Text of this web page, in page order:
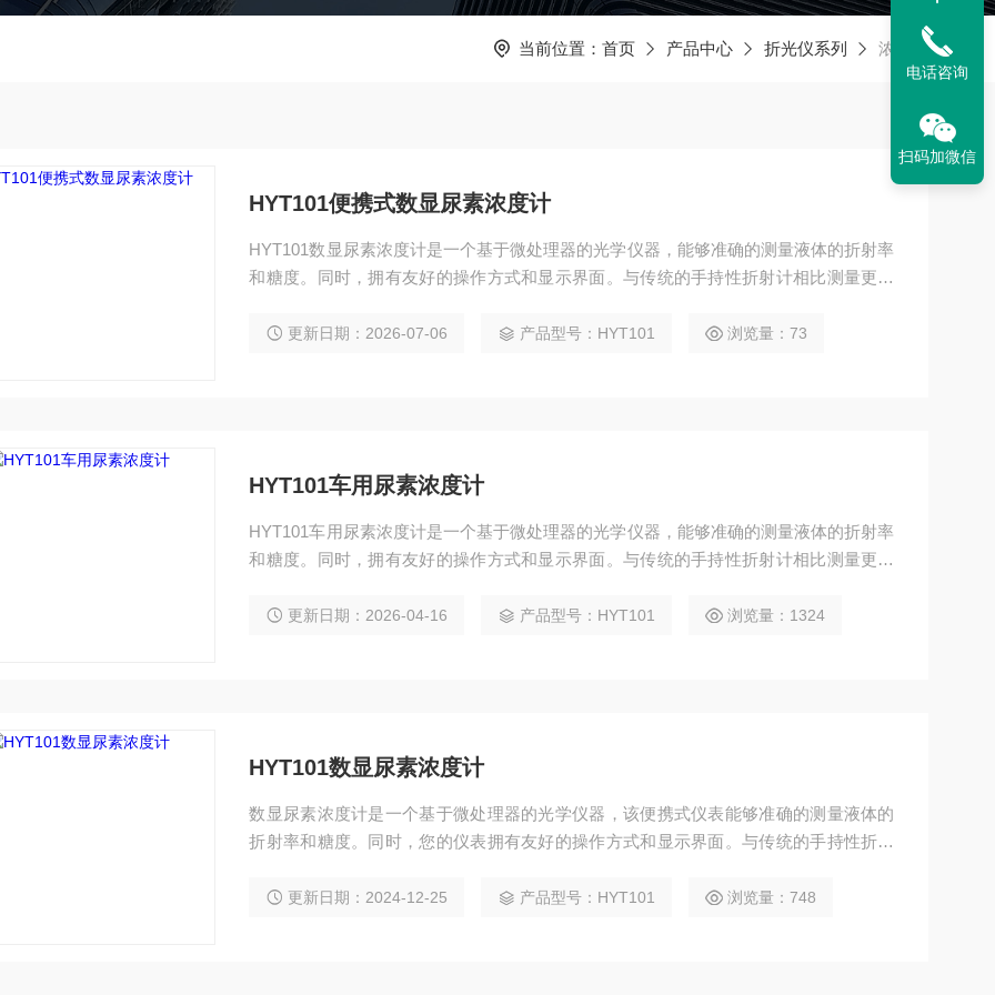
当前位置： 首页 产品中心 折光仪系列 浓度计
HYT101便携式数显尿素浓度计
HYT101数显尿素浓度计是一个基于微处理器的光学仪器，能够准确的测量液体的折射率
和糖度。同时，拥有友好的操作方式和显示界面。与传统的手持性折射计相比测量更快
条腕带，1块无尘布和1节AAA电池。便携式数显尿素浓度计
更新日期：2026-07-06 产品型号：HYT101 浏览量：73
HYT101车用尿素浓度计
HYT101车用尿素浓度计是一个基于微处理器的光学仪器，能够准确的测量液体的折射率
和糖度。同时，拥有友好的操作方式和显示界面。与传统的手持性折射计相比测量更快
条腕带，1块无尘布和1节AAA电池。
更新日期：2026-04-16 产品型号：HYT101 浏览量：1324
HYT101数显尿素浓度计
数显尿素浓度计是一个基于微处理器的光学仪器，该便携式仪表能够准确的测量液体的
折射率和糖度。同时，您的仪表拥有友好的操作方式和显示界面。与传统的手持性折射
机，1个滴管，1条腕带，1块无尘布和1节AAA电池。
更新日期：2024-12-25 产品型号：HYT101 浏览量：748
电话咨询
扫码加微信